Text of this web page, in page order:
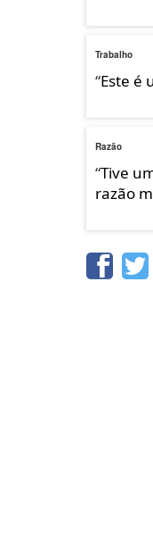
Trabalho
“Este é
Razão
“Tive
razão